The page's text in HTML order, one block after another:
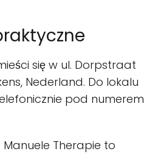
się w ul. Dorpstraat
Nederland. Do lokalu
pod numerem
Therapie to